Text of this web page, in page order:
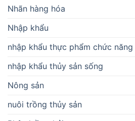
Nhãn hàng hóa
Nhập khẩu
nhập khẩu thực phẩm chức năng
nhập khẩu thủy sản sống
Nông sản
nuôi trồng thủy sản